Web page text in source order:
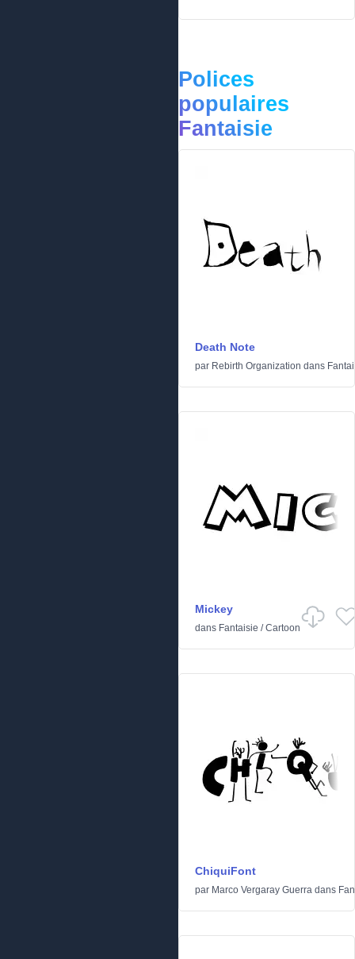
Polices
populaires
Fantaisie
Death Note
par Rebirth Organization dans
Mickey
dans Fantaisie /Cartoon
ChiquiFont
par Marco Vergaray Guerra dans